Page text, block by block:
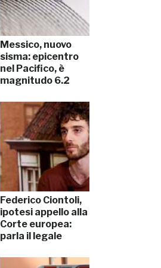
Messico, nuovo
sisma: epicentro
nel Pacifico, è
magnitudo 6.2
Federico Ciontoli,
ipotesi appello alla
Corte europea:
parla il legale